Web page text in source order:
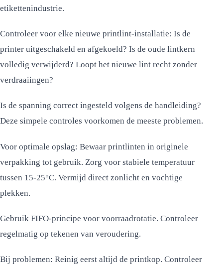
etikettenindustrie.
Controleer voor elke nieuwe printlint-installatie: Is de
printer uitgeschakeld en afgekoeld? Is de oude lintkern
volledig verwijderd? Loopt het nieuwe lint recht zonder
verdraaiingen?
Is de spanning correct ingesteld volgens de handleiding?
Deze simpele controles voorkomen de meeste problemen.
Voor optimale opslag: Bewaar printlinten in originele
verpakking tot gebruik. Zorg voor stabiele temperatuur
tussen 15-25°C. Vermijd direct zonlicht en vochtige
plekken.
Gebruik FIFO-principe voor voorraadrotatie. Controleer
regelmatig op tekenen van veroudering.
Bij problemen: Reinig eerst altijd de printkop. Controleer